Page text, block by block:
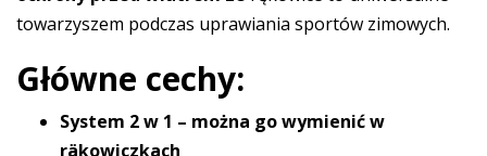
towarzyszem podczas uprawiania sportów zimowych.
Główne cechy:
System 2 w 1 – można go wymienić w
räkowiczkach